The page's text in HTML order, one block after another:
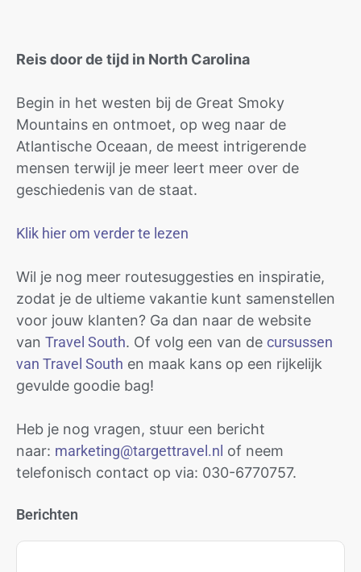
Reis door de tijd in North Carolina
Begin in het westen bij de Great Smoky
Mountains en ontmoet, op weg naar de
Atlantische Oceaan, de meest intrigerende
mensen terwijl je meer leert meer over de
geschiedenis van de staat.
Klik hier om verder te lezen
Wil je nog meer routesuggesties en inspiratie,
zodat je de ultieme vakantie kunt samenstellen
voor jouw klanten? Ga dan naar de website
van Travel South. Of volg een van de cursussen
van Travel South en maak kans op een rijkelijk
gevulde goodie bag!
Heb je nog vragen, stuur een bericht
naar: marketing@targettravel.nl of neem
telefonisch contact op via: 030-6770757.
Berichten